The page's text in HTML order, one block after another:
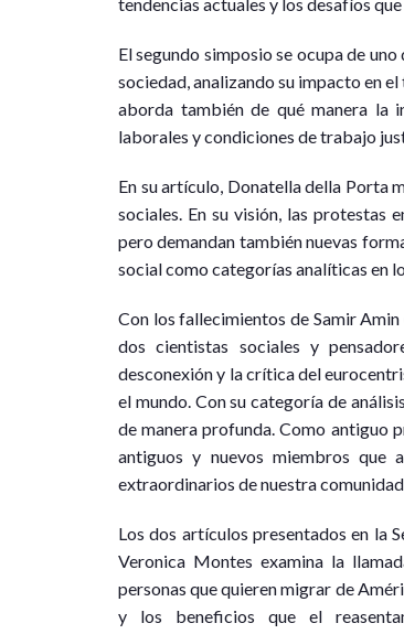
El segundo simposio se ocupa de
sociedad, analizando su impacto en
aborda también de qué manera la
laborales y condiciones de trabajo
En su artículo, Donatella della Porta
sociales. En su visión, las protestas
pero demandan también nuevas
social como categorías analíticas en
Con los fallecimientos de Samir
dos cientistas sociales y
desconexión y la crítica del
el mundo. Con su categoría de
de manera profunda. Como antiguo
antiguos y nuevos miembros que
extraordinarios de nuestra
Los dos artículos presentados en la
Veronica Montes examina la
personas que quieren migrar de
y los beneficios que el